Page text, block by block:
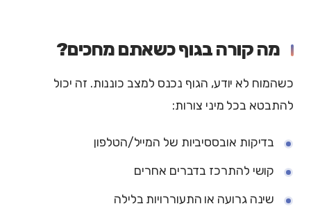
מה קורה בגוף כשאתם מחכים?
כשהמוח לא יודע, הגוף נכנס למצב כוננות. זה יכול
להתבטא בכל מיני צורות:
בדיקות אובססיביות של המייל/הטלפון
קושי להתרכז בדברים אחרים
שינה גרועה או התעוררויות בלילה